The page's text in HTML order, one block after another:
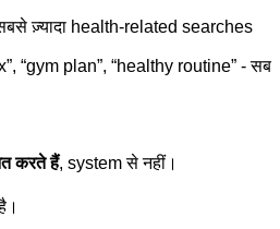
ज़्यादा health-related searches
“gym plan”, “healthy routine” - सब
करते हैं, system से नहीं।